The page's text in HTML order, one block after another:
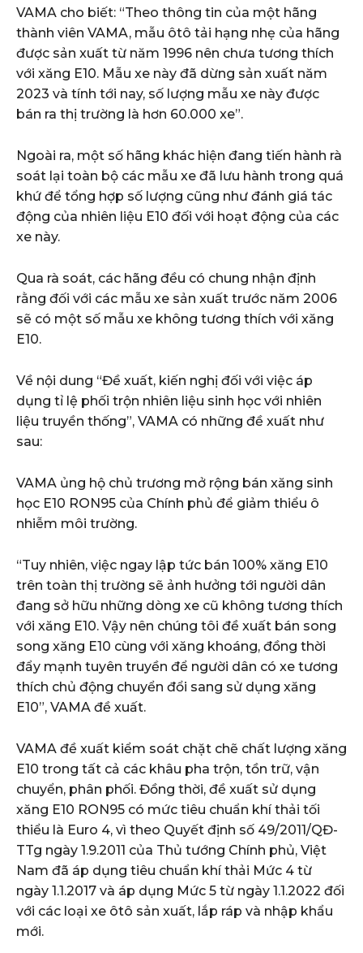
VAMA cho biết: “Theo thông tin của một hãng
thành viên VAMA, mẫu ôtô tải hạng nhẹ của hãng
được sản xuất từ năm 1996 nên chưa tương thích
với xăng E10. Mẫu xe này đã dừng sản xuất năm
2023 và tính tới nay, số lượng mẫu xe này được
bán ra thị trường là hơn 60.000 xe”.
Ngoài ra, một số hãng khác hiện đang tiến hành rà
soát lại toàn bộ các mẫu xe đã lưu hành trong quá
khứ để tổng hợp số lượng cũng như đánh giá tác
động của nhiên liệu E10 đối với hoạt động của các
xe này.
Qua rà soát, các hãng đều có chung nhận định
rằng đối với các mẫu xe sản xuất trước năm 2006
sẽ có một số mẫu xe không tương thích với xăng
E10.
Về nội dung “Đề xuất, kiến nghị đối với việc áp
dụng tỉ lệ phối trộn nhiên liệu sinh học với nhiên
liệu truyền thống”, VAMA có những đề xuất như
sau:
VAMA ủng hộ chủ trương mở rộng bán xăng sinh
học E10 RON95 của Chính phủ để giảm thiểu ô
nhiễm môi trường.
“Tuy nhiên, việc ngay lập tức bán 100% xăng E10
trên toàn thị trường sẽ ảnh hưởng tới người dân
đang sở hữu những dòng xe cũ không tương thích
với xăng E10. Vậy nên chúng tôi đề xuất bán song
song xăng E10 cùng với xăng khoáng, đồng thời
đẩy mạnh tuyên truyền để người dân có xe tương
thích chủ động chuyển đổi sang sử dụng xăng
E10”, VAMA đề xuất.
VAMA đề xuất kiểm soát chặt chẽ chất lượng xăng
E10 trong tất cả các khâu pha trộn, tồn trữ, vận
chuyển, phân phối. Đồng thời, đề xuất sử dụng
xăng E10 RON95 có mức tiêu chuẩn khí thải tối
thiểu là Euro 4, vì theo Quyết định số 49/2011/QĐ-
TTg ngày 1.9.2011 của Thủ tướng Chính phủ, Việt
Nam đã áp dụng tiêu chuẩn khí thải Mức 4 từ
ngày 1.1.2017 và áp dụng Mức 5 từ ngày 1.1.2022 đối
với các loại xe ôtô sản xuất, lắp ráp và nhập khẩu
mới.